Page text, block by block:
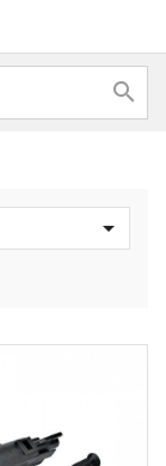

